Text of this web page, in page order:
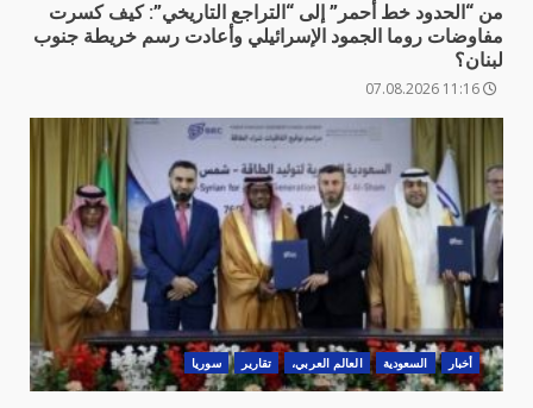
من “الحدود خط أحمر” إلى “التراجع التاريخي”: كيف كسرت
مفاوضات روما الجمود الإسرائيلي وأعادت رسم خريطة جنوب
لبنان؟
أخبار السعودية العالم العربي، تقارير سوريا